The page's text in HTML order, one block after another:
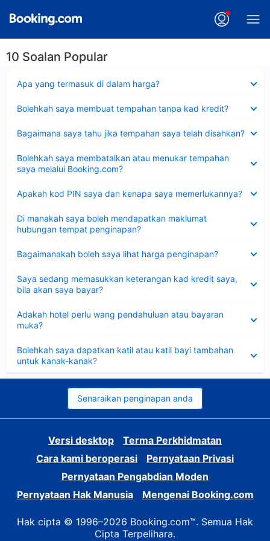
10 Soalan Popular
Apa yang termasuk di dalam harga?
Bolehkah saya membuat tempahan tanpa kad kredit?
Bagaimana saya tahu jika tempahan saya telah disahkan?
Bolehkah saya membatalkan atau menukar tempahan
saya melalui Booking.com?
Apakah kod PIN saya dan kenapa saya memerlukannya?
Di manakah saya boleh mendapatkan maklumat
hubungan tempat penginapan?
Bagaimanakah boleh saya lihat harga penginapan?
Saya sedang memasukkan keterangan kad kredit saya,
bila akan saya bayar?
Adakah hotel perlu wang pendahuluan atau bayaran
muka?
Bolehkah saya dapatkan katil atau katil bayi tambahan
untuk kanak-kanak?
Senaraikan penginapan anda
Versi desktop
Terma Perkhidmatan
Cara kami beroperasi
Pernyataan Privasi
Pernyataan Pengabdian Moden
Pernyataan Hak Manusia
Mengenai Booking.com
Hak cipta © 1996–2026 Booking.com™. Semua Hak
Cipta Terpelihara.